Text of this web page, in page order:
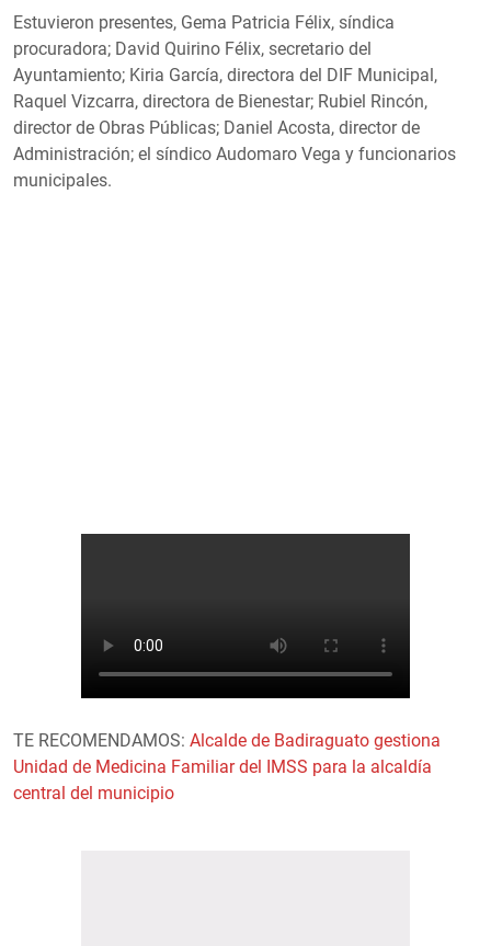
Estuvieron presentes, Gema Patricia Félix, síndica
procuradora; David Quirino Félix, secretario del
Ayuntamiento; Kiria García, directora del DIF Municipal,
Raquel Vizcarra, directora de Bienestar; Rubiel Rincón,
director de Obras Públicas; Daniel Acosta, director de
Administración; el síndico Audomaro Vega y funcionarios
municipales.
TE RECOMENDAMOS: Alcalde de Badiraguato gestiona
Unidad de Medicina Familiar del IMSS para la alcaldía
central del municipio